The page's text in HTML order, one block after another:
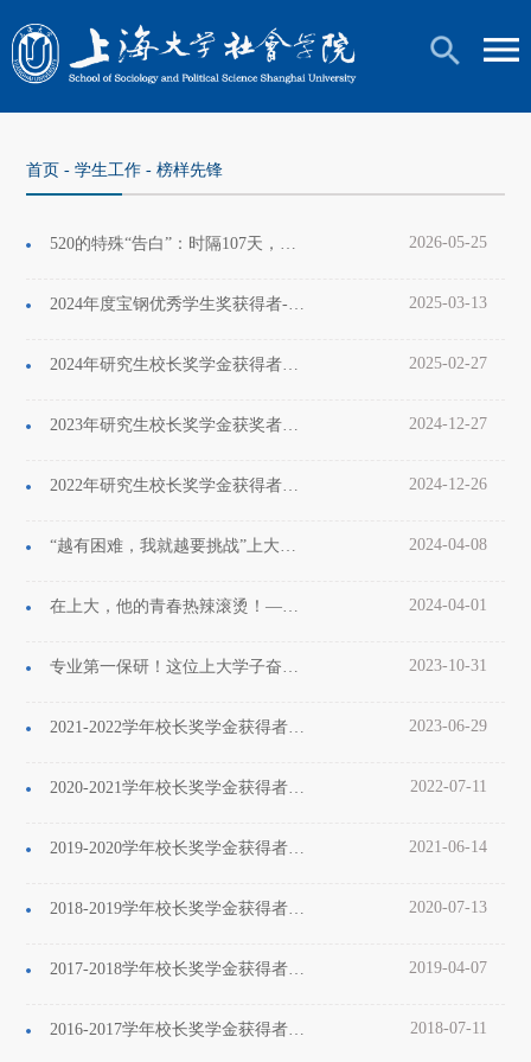
首页 -学生工作 -榜样先锋
520的特殊“告白”：时隔107天，她再次为生命点亮希望 2026-05-25
2024年度宝钢优秀学生奖获得者-2021级社会学专业周之叶 2025-03-13
2024年研究生校长奖学金获得者——林泽宇 2025-02-27
2023年研究生校长奖学金获奖者——周翔 2024-12-27
2022年研究生校长奖学金获得者——莫佳妮 2024-12-26
“越有困难，我就越要挑战”上大郑沅芷，很飒！ 2024-04-08
在上大，他的青春热辣滚烫！——2021级本科生黄焱堰 2024-04-01
专业第一保研！这位上大学子奋力跑出成长“加速度”！ 2023-10-31
2021-2022学年校长奖学金获得者——2019级社会学专业张依芸 2023-06-29
2020-2021学年校长奖学金获得者——2018级社会学专业庞雨倩 2022-07-11
2019-2020学年校长奖学金获得者——2017级社会学专业张悦 2021-06-14
2018-2019学年校长奖学金获得者——2016级社会学专业文薇薇 2020-07-13
2017-2018学年校长奖学金获得者——2015级社会工作专业蒋艳莹 2019-04-07
2016-2017学年校长奖学金获得者——2014级社会工作专业王瑶 2018-07-11